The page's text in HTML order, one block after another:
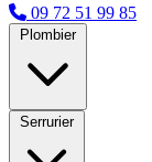
09 72 51 99 85
Plombier
Serrurier